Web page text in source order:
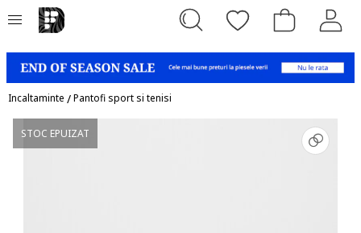
Incaltaminte /Pantofi sport si tenisi
STOC EPUIZAT